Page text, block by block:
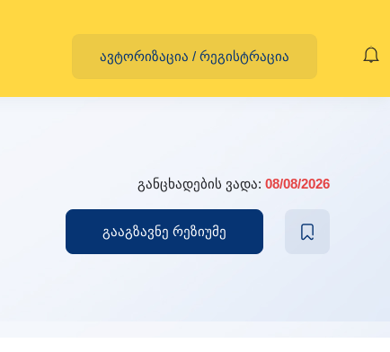
ავტორიზაცია / რეგისტრაცია
განცხადების ვადა: 08/08/2026
გააგზავნე რეზიუმე